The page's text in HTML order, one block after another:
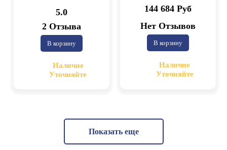
5.0
2 Отзыва
В корзину
Наличие
Уточняйте
144 684 Руб
Нет Отзывов
В корзину
Наличие
Уточняйте
Показать еще